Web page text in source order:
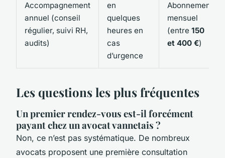
Accompagnement
annuel (conseil
régulier, suivi RH,
audits)
en
quelques
heures en
cas
d’urgence
Abonnement
mensuel
(entre 150
et 400 €)
Les questions les plus fréquentes
Un premier rendez-vous est-il forcément
payant chez un avocat vannetais ?
Non, ce n’est pas systématique. De nombreux
avocats proposent une première consultation